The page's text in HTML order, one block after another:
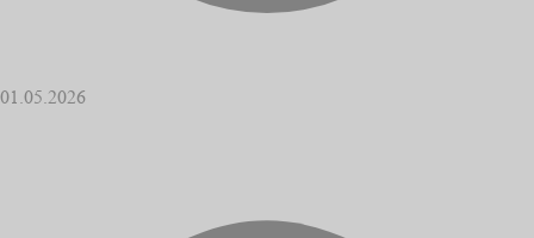
01.05.2026